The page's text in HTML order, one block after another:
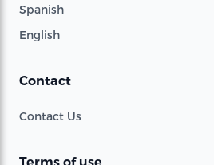
Spanish
English
Contact
Contact Us